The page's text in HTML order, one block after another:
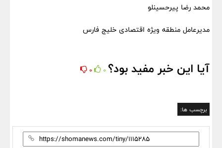
محمد رضا پیرحسینلو
مدیرعامل منطقه ویژه اقتصادی خلیج فارس
آیا این خبر مفید بود؟ 0
0
برچسب ها: